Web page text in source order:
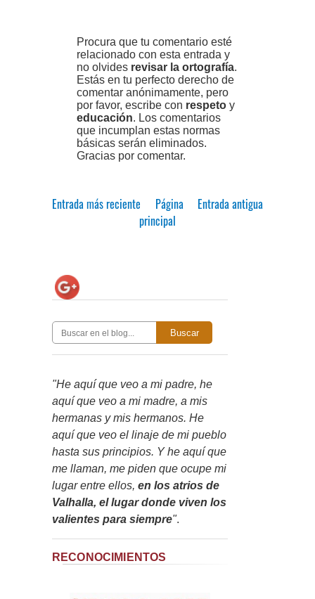
Procura que tu comentario esté
relacionado con esta entrada y
no olvides revisar la ortografía.
Estás en tu perfecto derecho de
comentar anónimamente, pero
por favor, escribe con respeto y
educación. Los comentarios
que incumplan estas normas
básicas serán eliminados.
Gracias por comentar.
Entrada más reciente Entrada antigua
Página
principal
Buscar
"He aquí que veo a mi padre, he
aquí que veo a mi madre, a mis
hermanas y mis hermanos. He
aquí que veo el linaje de mi pueblo
hasta sus principios. Y he aquí que
me llaman, me piden que ocupe mi
lugar entre ellos, en los atrios de
Valhalla, el lugar donde viven los
valientes para siempre".
RECONOCIMIENTOS